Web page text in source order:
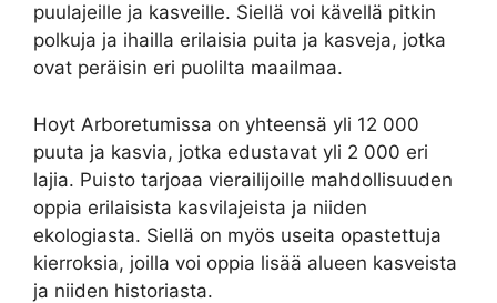
puulajeille ja kasveille. Siellä voi kävellä pitkin
polkuja ja ihailla erilaisia puita ja kasveja, jotka
ovat peräisin eri puolilta maailmaa.
Hoyt Arboretumissa on yhteensä yli 12 000
puuta ja kasvia, jotka edustavat yli 2 000 eri
lajia. Puisto tarjoaa vierailijoille mahdollisuuden
oppia erilaisista kasvilajeista ja niiden
ekologiasta. Siellä on myös useita opastettuja
kierroksia, joilla voi oppia lisää alueen kasveista
ja niiden historiasta.